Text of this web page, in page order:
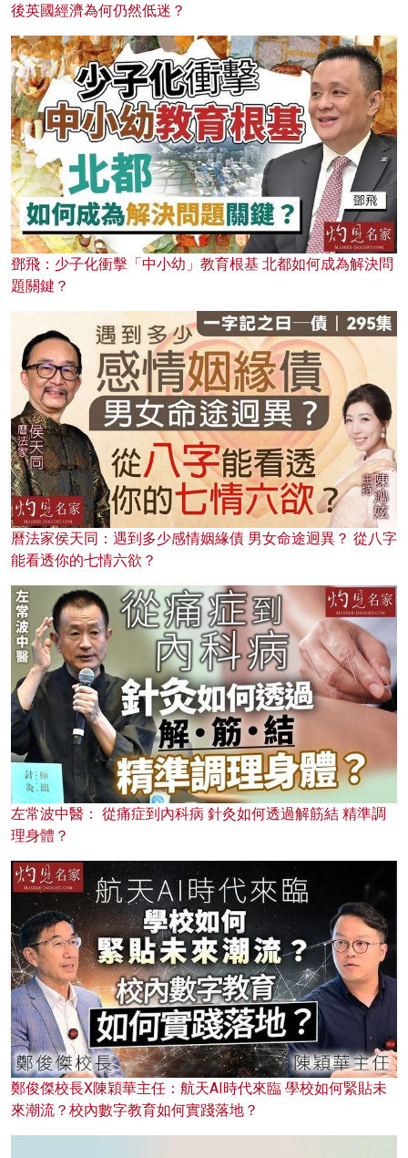
後英國經濟為何仍然低迷？
鄧飛：少子化衝擊「中小幼」教育根基 北都如何成為解決問
題關鍵？
曆法家侯天同：遇到多少感情姻緣債 男女命途迥異？ 從八字
能看透你的七情六欲？
左常波中醫： 從痛症到內科病 針灸如何透過解筋結 精準調
理身體？
鄭俊傑校長X陳穎華主任：航天AI時代來臨 學校如何緊貼未
來潮流？校內數字教育如何實踐落地？